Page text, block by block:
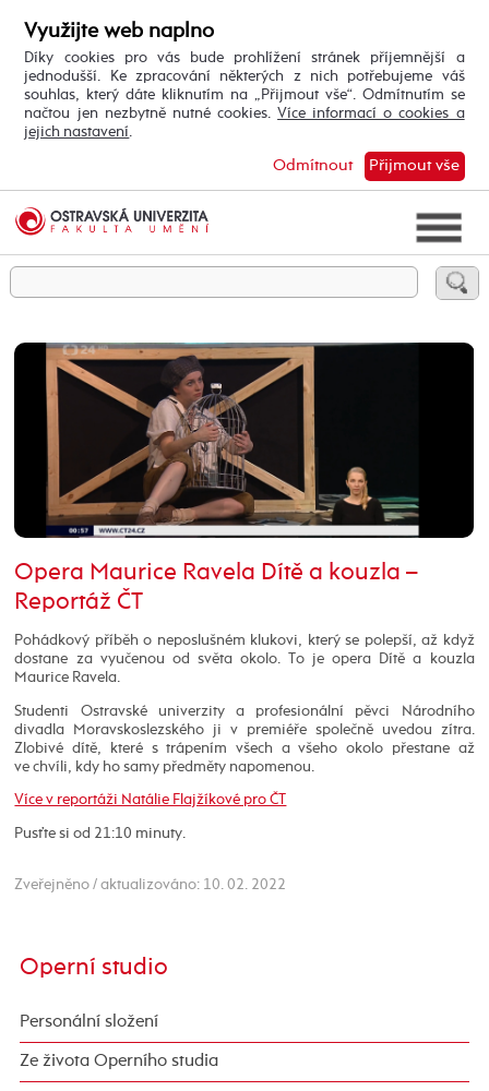
Využijte web naplno
Díky cookies pro vás bude prohlížení stránek příjemnější a
jednodušší. Ke zpracování některých z nich potřebujeme váš
souhlas, který dáte kliknutím na „Přijmout vše“. Odmítnutím se
načtou jen nezbytně nutné cookies.Více informací o cookies a
jejich nastavení
Přijmout vše
Odmítnout
Opera Maurice Ravela Dítě a kouzla –
Reportáž ČT
Pohádkový příběh o neposlušném klukovi, který se polepší, až když
dostane za vyučenou od světa okolo. To je opera Dítě a kouzla
Maurice Ravela.
Studenti Ostravské univerzity a profesionální pěvci Národního
divadla Moravskoslezského ji v premiéře společně uvedou zítra.
Zlobivé dítě, které s trápením všech a všeho okolo přestane až
ve chvíli, kdy ho samy předměty napomenou.
Více v reportáži Natálie Flajžíkové pro ČT
Pusťte si od 21:10 minuty.
Zveřejněno / aktualizováno: 10. 02. 2022
Operní studio
Personální složení
Ze života Operního studia